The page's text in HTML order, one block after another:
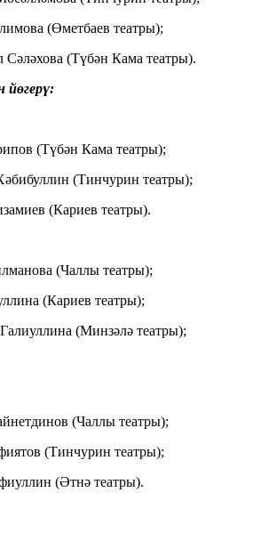
(Өметбаев театры);
(Түбән Кама театры).
йөгерү:
(Түбән Кама театры);
(Тинчурин театры);
(Кариев театры).
(Чаллы театры);
(Кариев театры);
(Минзәлә театры);
(Чаллы театры);
(Тинчурин театры);
(Әтнә театры).